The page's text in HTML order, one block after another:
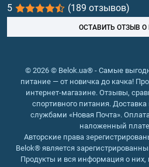
Рыбий жир, жирные кислоты
5
(189 отзывов)
ОСТАВИТЬ ОТЗЫВ О
© 2026 © Belok.ua® - Самые
питание — от новичка до качка!
интернет-магазине. Отзывы,
спортивного питания.
службами «Новая Почта».
наложенный
Авторские права
Belok® является
Продукты и вся информация о